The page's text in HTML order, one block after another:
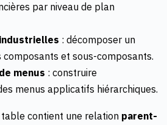
par niveau de plan
: décomposer un
composants et sous-composants.
menus : construire
menus applicatifs hiérarchiques.
table contient une relation parent-